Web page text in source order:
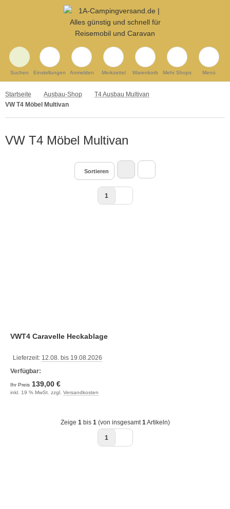
Suchen Einstellungen Anmelden Merkzettel Warenkorb Mehr Shops Menü
Startseite Ausbau-Shop
T4 Ausbau Multivan
VW T4 Möbel Multivan
VW T4 Möbel Multivan
Sortieren
1
VWT4 Caravelle Heckablage
Lieferzeit: 12.08. bis 19.08.2026
Verfügbar:
Ihr Preis 139,00 €
inkl. 19 % MwSt. zzgl. Versandkosten
Zeige 1bis 1(von insgesamt1Artikeln)
1